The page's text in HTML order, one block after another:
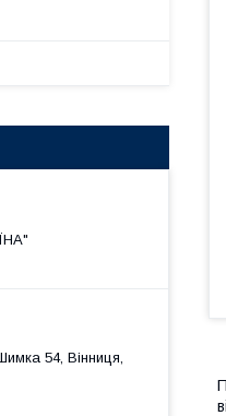
54, Вінниця,